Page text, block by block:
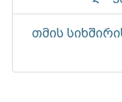
თმის